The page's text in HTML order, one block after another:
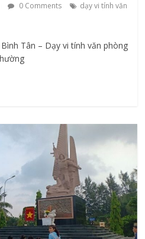
0 Comments
dạy vi tính văn
Tân – Dạy vi tính văn phòng